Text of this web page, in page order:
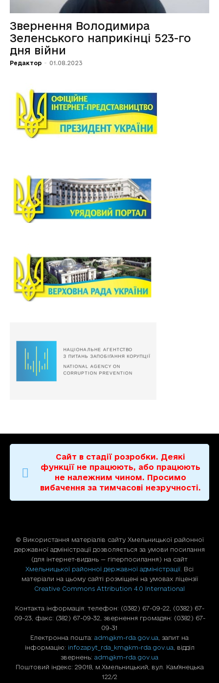
Звернення Володимира
Зеленського наприкінці 523-го
дня війни
Редактор - 01.08.2023
Сайт в стадії розробки. Деякі
функції не працюють, або працюють
не належним чином. Просимо
вибачення за тимчасові незручності.
© Використання матерiалiв сайту Хмельницької районної
державної адміністрації дозволяється за умови посилання
(для iнтернет-видань — гiперпосилання) на сайт
Хмельницької районної державної адміністрації . Всі
матеріали на цьому сайті розміщені на умовах ліцензії
Creative Commons Attribution 4.0 International
Контакта інформація: телефон: (0382) 67-09-22, (0382) 67-
09-23, факс: (382) 67-09-32, звернення громадян: (0382) 67-
09-31
Електронна пошта: adm@km-rda.gov.ua , запит на
інформацію: infozapyt_rda_km@km-rda.gov.ua , відділ
звернень: adm@km-rda.gov.ua
Поштовий індекс: 29018, м.Хмельницький, вул. Кам'янецька
122/2